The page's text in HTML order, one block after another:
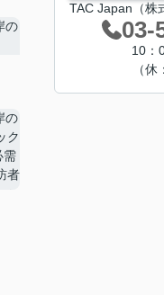
TAC Japan（株
03-
10：
（休